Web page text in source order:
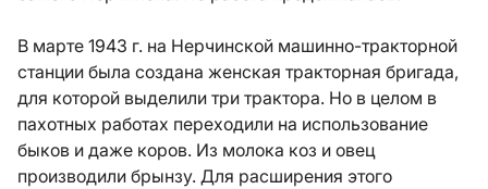
В марте 1943 г. на Нерчинской машинно-тракторной
станции была создана женская тракторная бригада,
для которой выделили три трактора. Но в целом в
пахотных работах переходили на использование
быков и даже коров. Из молока коз и овец
производили брынзу. Для расширения этого